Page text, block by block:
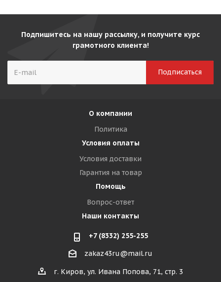
Подпишитесь на нашу рассылку, и получите курс
грамотного клиента!
О компании
Политика
Условия оплаты
Условия доставки
Гарантия на товар
Помощь
Вопрос-ответ
Наши контакты
+7 (8332) 255-255
zakaz43ru@mail.ru
г. Киров, ул. Ивана Попова, 71, стр. 3